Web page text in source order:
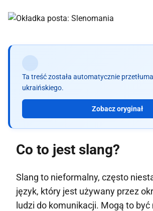
Ta treść została automatycznie
ukraińskiego.
Zobacz oryginał
Co to jest slang?
Slang to nieformalny, często
język, który jest używany przez
ludzi do komunikacji. Mogą to być